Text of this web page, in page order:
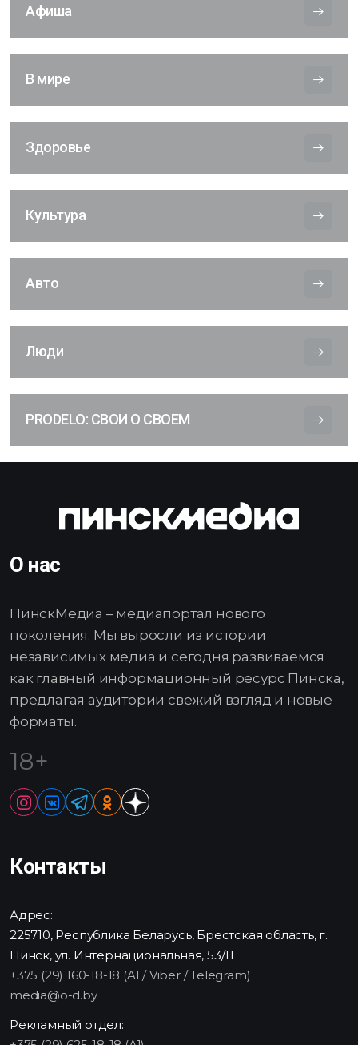
Афиша
В мире
Здоровье
Культура
Авто
Люди
PRODELO: СВОИ О СВОЕМ
О нас
ПинскМедиа – медиапортал нового
поколения. Мы выросли из истории
независимых медиа и сегодня развиваемся
как главный информационный ресурс Пинска,
предлагая аудитории свежий взгляд и новые
форматы.
18+
Контакты
Адрес:
225710, Республика Беларусь, Брестская область, г.
Пинск, ул. Интернациональная, 53/11
+375 (29) 160-18-18 (A1 / Viber / Telegram)
media@o-d.by
Рекламный отдел: